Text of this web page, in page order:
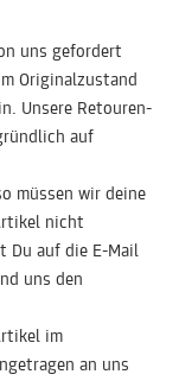
uns gefordert
Originalzustand
Unsere Retouren-
auf
müssen wir deine
nicht
Du auf die E-Mail
uns den
im
an uns